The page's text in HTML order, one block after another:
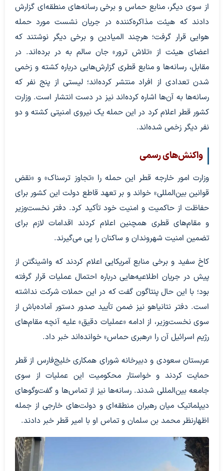
از سوی دیگر، منابع حماس و برخی رسانه‌های منطقه‌ای گزارش
دادند که هیئت مذاکره‌کننده در جریان نشست مورد حمله
هوایی قرار گرفت؛ هرچند المیادین و برخی دیگر نوشتند که
اعضای هیئت از «تلاش ترور» جان سالم به در برده‌اند. در
مقابل، رسانه‌ها و منابع قطری گزارش‌هایی درباره کشته و زخمی
شدن تعدادی از افراد منتشر کرده‌اند؛ لیستی از پنج نفر که
رسانه‌ها به آن‌ها اشاره کرده‌اند نیز در دست انتشار است. وزارت
کشور قطر اعلام کرد در این حمله یک نیروی امنیتی کشته و دو
نفر دیگر زخمی شده‌اند.
واکنش‌های رسمی
وزارت امور خارجه قطر این حمله را «تجاوز ترسناک» و «نقض
قوانین بین‌المللی» خواند و بر تعهد قاطع دولت این کشور برای
حفاظت از حاکمیت و امنیت خود تأکید کرد. دفتر نخست‌وزیر
و مقام‌های قطری همچنین اعلام کردند اقدامات لازم برای
تضمین امنیت شهروندان و ساکنان را پی می‌گیرند.
کاخ سفید و برخی منابع آمریکایی اعلام کردند که واشینگتن از
پیش در جریان اطلاعیه‌هایی درباره احتمال عملیات قرار گرفته
بود؛ با این حال پنتاگون گفت که در این حملات شرکت نداشته
است. دفتر نتانیاهو نیز ضمن تأیید صدور دستور آماده‌باش از
سوی نخست‌وزیر، از ادامه «عملیات دقیق» علیه آنچه مقام‌های
رژیم اسرائیل آن را «رهبری حماس» خوانده‌اند خبر داد.
عربستان سعودی و دبیرخانه شورای همکاری خلیج‌فارس از قطر
حمایت کردند و خواستار محکومیت این عملیات از سوی
جامعه بین‌المللی شدند. رسانه‌ها نیز از تماس‌ها و گفت‌وگوهای
دیپلماتیک میان رهبران منطقه‌ای و دولت‌های خارجی از جمله
اظهارنظر محمد بن سلمان و تماس او با امیر قطر خبر دادند.